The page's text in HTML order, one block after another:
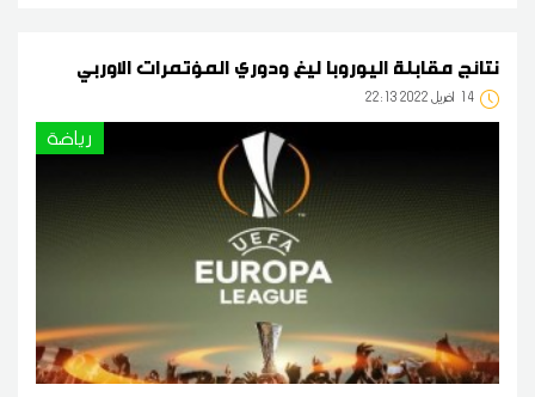
نتائج مقابلة اليوروبا ليغ ودوري المؤتمرات الاوربي
14 22:13 2022 أفريل
رياضة